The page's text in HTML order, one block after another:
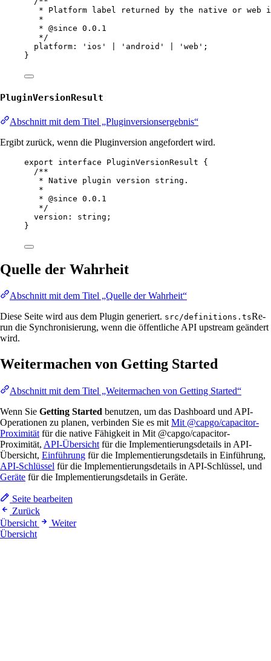
* Platform label returned by the native or web
*
* @since 0.0.1
*/
platform : 'ios' 'android' 'web' ;
}
PluginVersionResult
Abschnitt mit dem Titel „Pluginversionsergebnis“
Ergibt zurück, wenn die Pluginversion angefordert wird.
export interface PluginVersionResult {
/**
* Native plugin version string.
*
* @since 0.0.1
*/
version : string ;
}
Quelle der Wahrheit
Abschnitt mit dem Titel „Quelle der Wahrheit“
Diese Seite wird aus dem Plugin generiert. src/definitions.tsRe-
run die Synchronisierung, wenn die öffentliche API upstream geändert
wird.
Weitermachen von Getting Started
Abschnitt mit dem Titel „Weitermachen von Getting Started“
Wenn Sie Getting Started benutzen, um das Dashboard und API-
Operationen zu planen, verbinden Sie es mit Mit @capgo/capacitor-
Proximität für die native Fähigkeit in Mit @capgo/capacitor-
Proximität, API-Übersicht für die Implementierungsdetails in API-
Übersicht, Einführung für die Implementierungsdetails in Einführung,
API-Schlüssel für die Implementierungsdetails in API-Schlüssel, und
Geräte für die Implementierungsdetails in Geräte.
Seite bearbeiten
Zurück
Übersicht
Weiter
Übersicht